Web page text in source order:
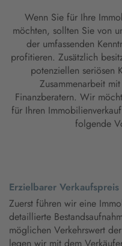
Wenn Sie für Ihre
möchten, sollten Sie von
der umfassenden
profitieren. Zusätzlich
potenziellen seriösen
Zusammenarbeit
Finanzberatern. Wir
für Ihren
folgende
Erzielbarer Verkaufspreis
Zuerst führen wir eine
detaillierte
möglichen Verkehrswert